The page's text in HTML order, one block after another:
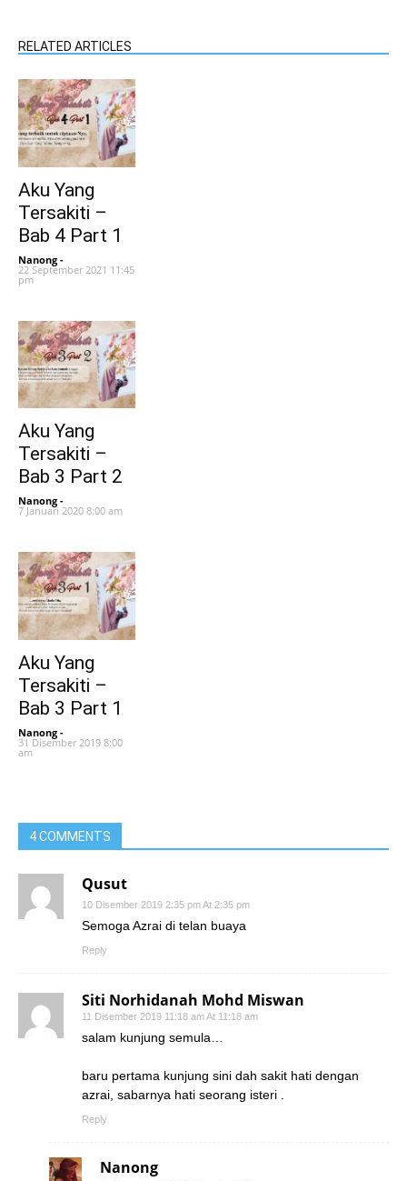
RELATED ARTICLES
Aku Yang
Tersakiti –
Bab 4 Part 1
Nanong -
22 September 2021 11:45
pm
Aku Yang
Tersakiti –
Bab 3 Part 2
Nanong -
7 Januari 2020 8:00 am
Aku Yang
Tersakiti –
Bab 3 Part 1
Nanong -
31 Disember 2019 8:00
am
4 COMMENTS
Qusut
10 Disember 2019 2:35 pm At 2:35 pm
Semoga Azrai di telan buaya
Reply
Siti Norhidanah Mohd Miswan
11 Disember 2019 11:18 am At 11:18 am
salam kunjung semula…
baru pertama kunjung sini dah sakit hati dengan
azrai, sabarnya hati seorang isteri .
Reply
Nanong